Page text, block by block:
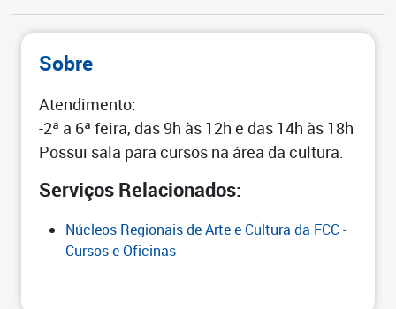
Sobre
Atendimento:
-2ª a 6ª feira, das 9h às 12h e das 14h às 18h
Possui sala para cursos na área da cultura.
Serviços Relacionados:
Núcleos Regionais de Arte e Cultura da FCC -
Cursos e Oficinas